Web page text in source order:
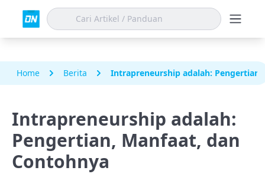
Home Berita Intrapreneurship adalah:
Intrapreneurship adalah:
Pengertian, Manfaat, dan
Contohnya